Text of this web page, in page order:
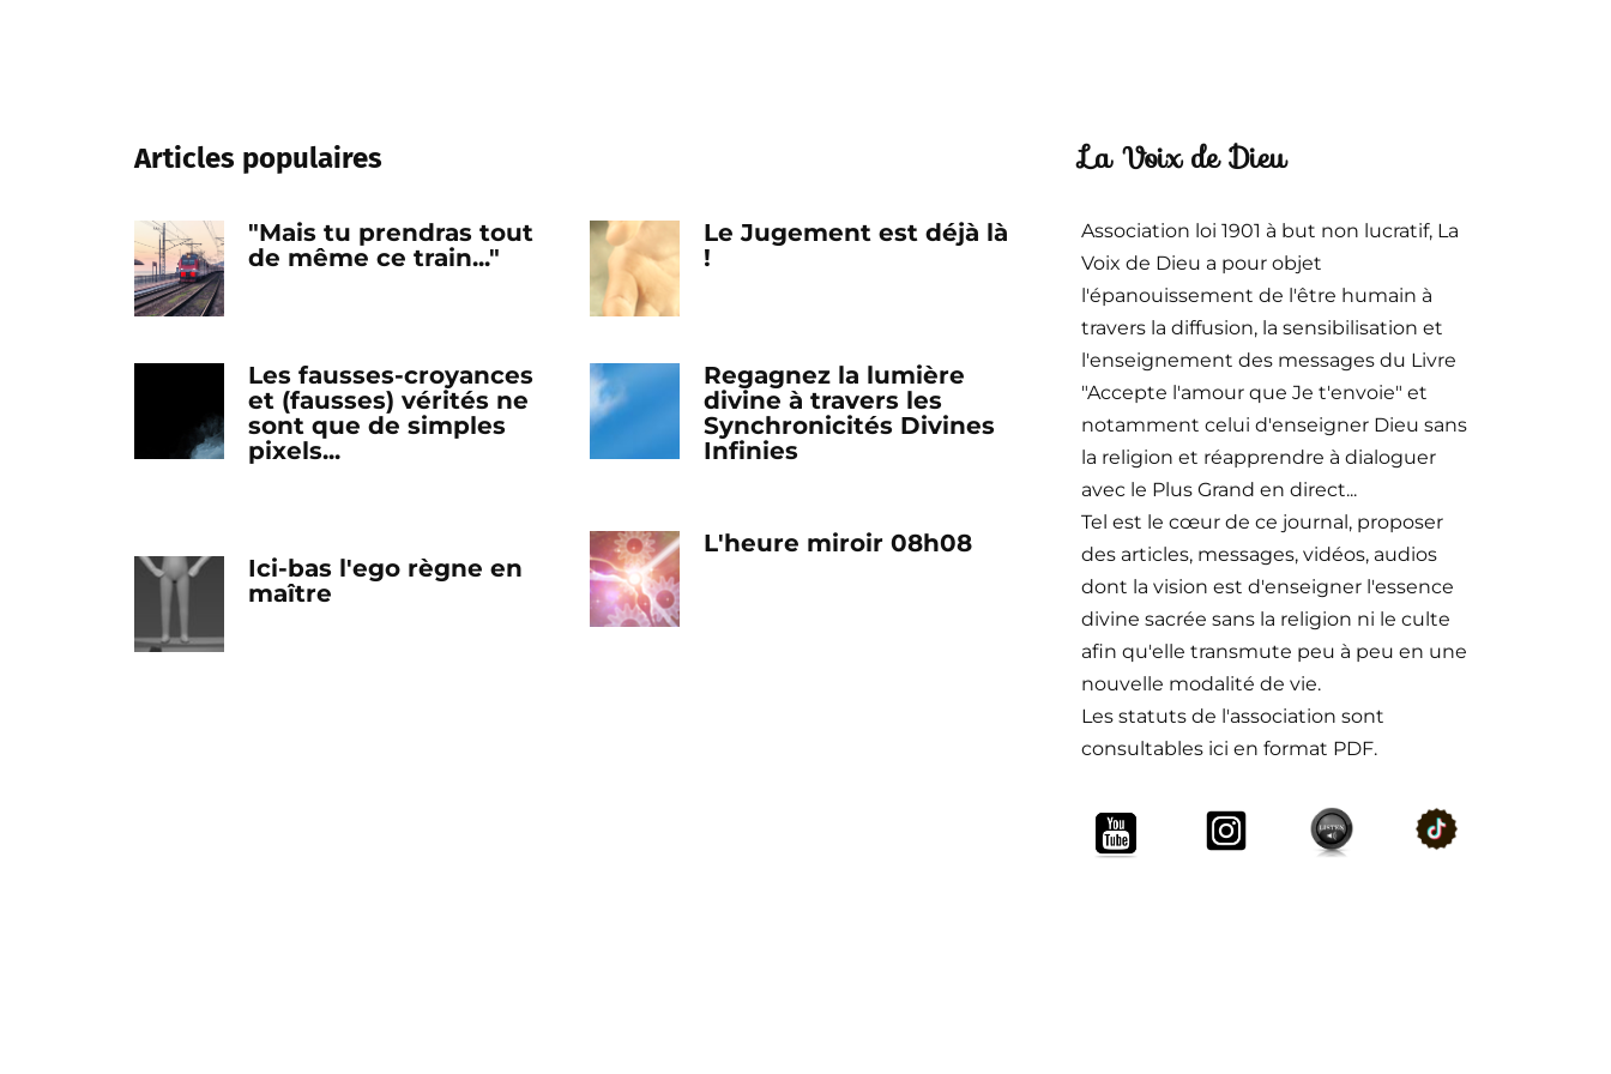
Articles populaires
"Mais tu prendras tout
de même ce train..."
Les fausses-croyances
et (fausses) vérités ne
sont que de simples
pixels...
Ici-bas l'ego règne en
maître
Le Jugement est déjà là
!
Regagnez la lumière
divine à travers les
Synchronicités Divines
Infinies
L'heure miroir 08h08
La Voix de Dieu
Association loi 1901 à but non lucratif, La
Voix de Dieu a pour objet
l'épanouissement de l'être humain à
travers la diffusion, la sensibilisation et
l'enseignement des messages du Livre
"Accepte l'amour que Je t'envoie" et
notamment celui d'enseigner Dieu sans
la religion et réapprendre à dialoguer
avec le Plus Grand en direct...
Tel est le cœur de ce journal, proposer
des articles, messages, vidéos, audios
dont la vision est d'enseigner l'essence
divine sacrée sans la religion ni le culte
afin qu'elle transmute peu à peu en une
nouvelle modalité de vie.
Les statuts de l'association sont
consultables ici en format PDF.